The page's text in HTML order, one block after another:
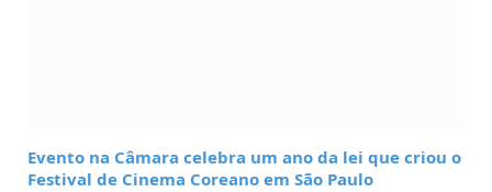
Evento na Câmara celebra um ano da lei que criou o
Festival de Cinema Coreano em São Paulo